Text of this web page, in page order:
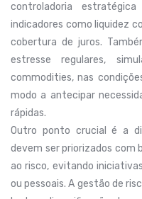
controladoria
indicadores como liquidez
cobertura de juros.
estresse regulares,
commodities, nas
modo a antecipar
rápidas.
Outro ponto crucial é a
devem ser priorizados com
ao risco, evitando
ou pessoais. A gestão de